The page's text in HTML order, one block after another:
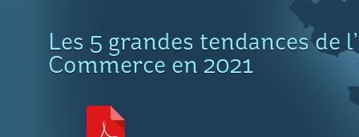
Les 5 grandes tendances de
Commerce en 2021